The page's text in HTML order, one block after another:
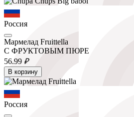
Россия
Мармелад Fruittella
С ФРУКТОВЫМ ПЮРЕ
56.99 ₽
В корзину
Россия